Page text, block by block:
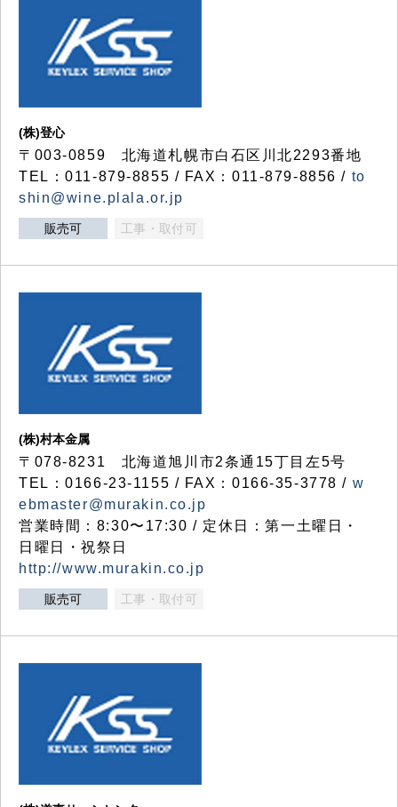
(株)登心
〒003-0859 北海道札幌市白石区川北2293番地
TEL：011-879-8855 / FAX：011-879-8856 / to
shin@wine.plala.or.jp
販売可 工事・取付可
(株)村本金属
〒078-8231 北海道旭川市2条通15丁目左5号
TEL：0166-23-1155 / FAX：0166-35-3778 / w
ebmaster@murakin.co.jp
営業時間：8:30〜17:30 / 定休日：第一土曜日・
日曜日・祝祭日
http://www.murakin.co.jp
販売可 工事・取付可